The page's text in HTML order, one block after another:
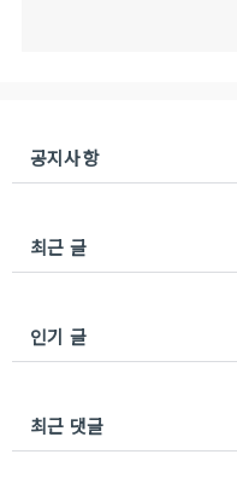
공지사항
최근 글
인기 글
최근 댓글